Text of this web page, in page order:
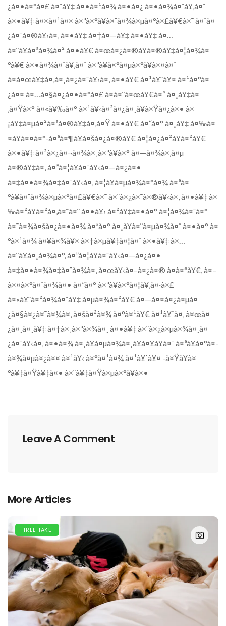
¿à¤•à¤°à¤£ à¤¨à¥‡ à¤•à¤¹à¤¾ à¤•à¤¿ à¤•à¤¾à¤¨à¥‚à¤¨
à¤•à¥‡ à¤¤à¤¹à¤¤ à¤ªà¤°à¥à¤¯à¤¾à¤µà¤°à¤£à¥€à¤¯ à¤¨à¤
¿à¤¯à¤®à¥‹à¤‚ à¤•à¥‡ à¤†à¤—à¥‡ à¤•à¥‡ à¤…
à¤¨à¥à¤ªà¤¾à¤² à¤•à¥€ à¤œà¤¿à¤®à¥à¤®à¥‡à¤¦à¤¾à¤
°à¥€ à¤•à¤¾à¤¨à¥‚à¤¨ à¤ªà¥à¤°à¤µà¤°à¥à¤¤à¤¨
à¤à¤œà¥‡à¤‚à¤¸à¤¿à¤¯à¥‹à¤‚ à¤•à¥€ à¤¹à¥ˆà¥¤ à¤¹à¤°à¤
¿à¤¤ à¤…à¤§à¤¿à¤•à¤°à¤£ à¤à¤¨à¤œà¥€à¤“ à¤¸à¥‡à¤
‚à¤Ÿà¤° à¤«à¥‰à¤° à¤¹à¥‹à¤²à¤¿à¤¸à¥à¤Ÿà¤¿à¤• à¤
¡à¥‡à¤µà¤²à¤ªà¤®à¥‡à¤‚à¤Ÿ à¤•à¥€ à¤“à¤° à¤¸à¥‡ à¤‰à¤
¤à¥à¤¤à¤°-à¤ªà¤¶à¥à¤šà¤¿à¤®à¥€ à¤¦à¤¿à¤²à¥à¤²à¥€
à¤•à¥‡ à¤²à¤¿à¤¬à¤¾à¤¸à¤ªà¥à¤° à¤—à¤¾à¤‚à¤µ
à¤®à¥‡à¤‚ à¤”à¤¦à¥à¤¯à¥‹à¤—à¤¿à¤•
à¤‡à¤•à¤¾à¤‡à¤¯à¥‹à¤‚ à¤¦à¥à¤µà¤¾à¤°à¤¾ à¤ªà¤
°à¥à¤¯à¤¾à¤µà¤°à¤£à¥€à¤¯ à¤¨à¤¿à¤¯à¤®à¥‹à¤‚ à¤•à¥‡ à¤
‰à¤²à¥à¤²à¤‚à¤˜à¤¨ à¤•à¥‹ à¤²à¥‡à¤•à¤° à¤¦à¤¾à¤¯à¤°
à¤¯à¤¾à¤šà¤¿à¤•à¤¾ à¤ªà¤° à¤¸à¥à¤¨à¤µà¤¾à¤ˆ à¤•à¤° à¤
°à¤¹à¤¾ à¤¥à¤¾à¥¤ à¤†à¤µà¥‡à¤¦à¤¨ à¤•à¥‡ à¤…
à¤¨à¥à¤¸à¤¾à¤°, à¤”à¤¦à¥à¤¯à¥‹à¤—à¤¿à¤•
à¤‡à¤•à¤¾à¤‡à¤¯à¤¾à¤‚ à¤œà¥‹à¤–à¤¿à¤® à¤­à¤°à¥€, à¤–
à¤¤à¤°à¤¨à¤¾à¤• à¤”à¤° à¤ªà¥à¤°à¤¦à¥‚à¤·à¤£
à¤«à¥ˆà¤²à¤¾à¤¨à¥‡ à¤µà¤¾à¤²à¥€ à¤—à¤¤à¤¿à¤µà¤
¿à¤§à¤¿à¤¯à¤¾à¤‚ à¤šà¤²à¤¾ à¤°à¤¹à¥€ à¤¹à¥ˆà¤‚ à¤œà¤
¿à¤¸à¤¸à¥‡ à¤†à¤¸à¤ªà¤¾à¤¸ à¤•à¥‡ à¤¨à¤¿à¤µà¤¾à¤¸à¤
¿à¤¯à¥‹à¤‚ à¤•à¤¾ à¤¸à¥à¤µà¤¾à¤¸à¥à¤¥à¥à¤¯ à¤ªà¥à¤°à¤­
à¤¾à¤µà¤¿à¤¤ à¤¹à¥‹ à¤°à¤¹à¤¾ à¤¹à¥ˆà¥¤ -à¤Ÿà¥à¤
°à¥‡à¤Ÿà¥‡à¤• à¤¨à¥‡à¤Ÿà¤µà¤°à¥à¤•
Leave A Comment
More Articles
TREE TAKE